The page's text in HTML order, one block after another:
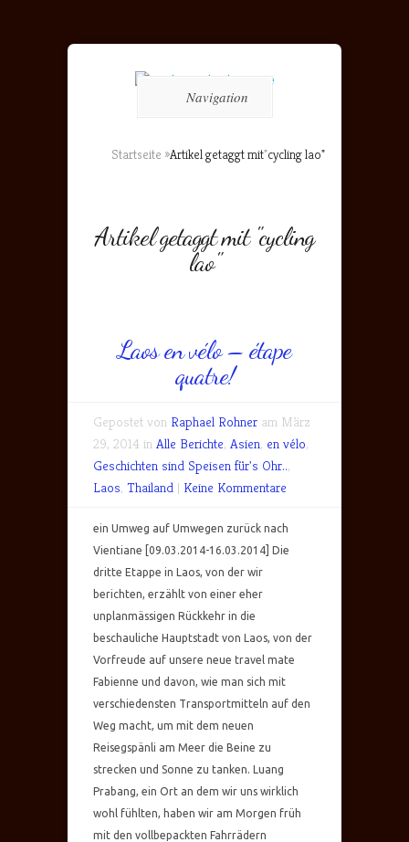
Navigation
Startseite »Artikel getaggt mit"cycling lao"
Artikel getaggt mit "cycling
lao"
Laos en vélo – étape
quatre!
Gepostet von Raphael Rohner am März
29, 2014 in Alle Berichte, Asien, en vélo,
Geschichten sind Speisen für's Ohr..,
Laos, Thailand | Keine Kommentare
ein Umweg auf Umwegen zurück nach
Vientiane [09.03.2014-16.03.2014] Die
dritte Etappe in Laos, von der wir
berichten, erzählt von einer eher
unplanmässigen Rückkehr in die
beschauliche Hauptstadt von Laos, von der
Vorfreude auf unsere neue travel mate
Fabienne und davon, wie man sich mit
verschiedensten Transportmitteln auf den
Weg macht, um mit dem neuen
Reisegspänli am Meer die Beine zu
strecken und Sonne zu tanken. Luang
Prabang, ein Ort an dem wir uns wirklich
wohl fühlten, haben wir am Morgen früh
mit den vollbepackten Fahrrädern